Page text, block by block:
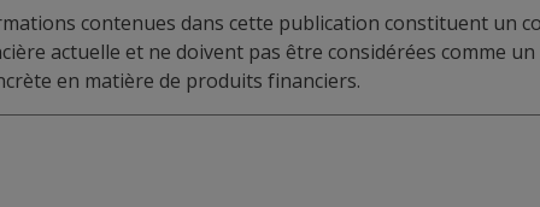
contenues dans cette publication constituent un
actuelle et ne doivent pas être considérées comme
en matière de produits financiers.